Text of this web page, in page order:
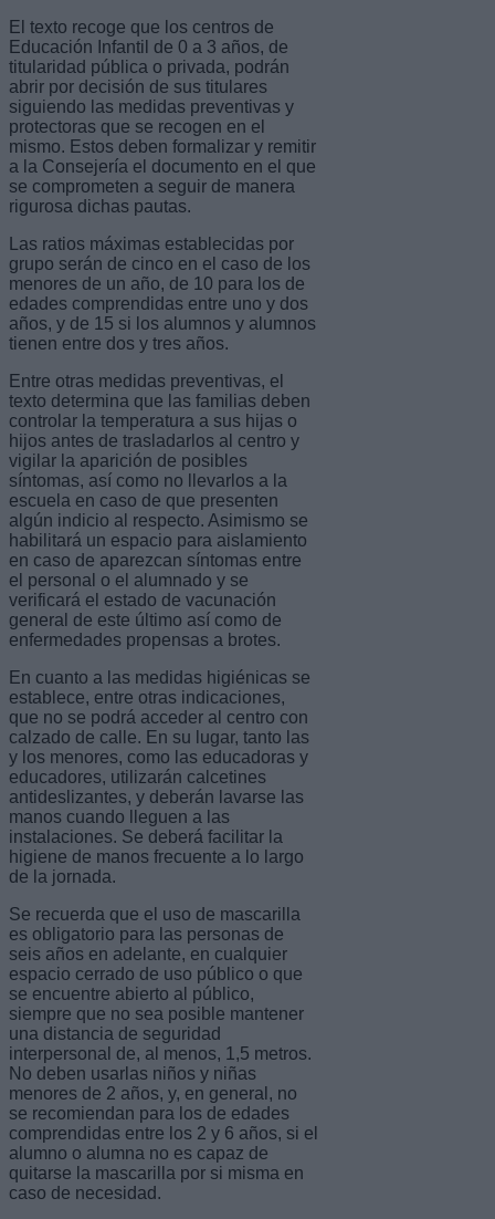
El texto recoge que los centros de
Educación Infantil de 0 a 3 años, de
titularidad pública o privada, podrán
abrir por decisión de sus titulares
siguiendo las medidas preventivas y
protectoras que se recogen en el
mismo. Estos deben formalizar y remitir
a la Consejería el documento en el que
se comprometen a seguir de manera
rigurosa dichas pautas.
Las ratios máximas establecidas por
grupo serán de cinco en el caso de los
menores de un año, de 10 para los de
edades comprendidas entre uno y dos
años, y de 15 si los alumnos y alumnos
tienen entre dos y tres años.
Entre otras medidas preventivas, el
texto determina que las familias deben
controlar la temperatura a sus hijas o
hijos antes de trasladarlos al centro y
vigilar la aparición de posibles
síntomas, así como no llevarlos a la
escuela en caso de que presenten
algún indicio al respecto. Asimismo se
habilitará un espacio para aislamiento
en caso de aparezcan síntomas entre
el personal o el alumnado y se
verificará el estado de vacunación
general de este último así como de
enfermedades propensas a brotes.
En cuanto a las medidas higiénicas se
establece, entre otras indicaciones,
que no se podrá acceder al centro con
calzado de calle. En su lugar, tanto las
y los menores, como las educadoras y
educadores, utilizarán calcetines
antideslizantes, y deberán lavarse las
manos cuando lleguen a las
instalaciones. Se deberá facilitar la
higiene de manos frecuente a lo largo
de la jornada.
Se recuerda que el uso de mascarilla
es obligatorio para las personas de
seis años en adelante, en cualquier
espacio cerrado de uso público o que
se encuentre abierto al público,
siempre que no sea posible mantener
una distancia de seguridad
interpersonal de, al menos, 1,5 metros.
No deben usarlas niños y niñas
menores de 2 años, y, en general, no
se recomiendan para los de edades
comprendidas entre los 2 y 6 años, si el
alumno o alumna no es capaz de
quitarse la mascarilla por si misma en
caso de necesidad.